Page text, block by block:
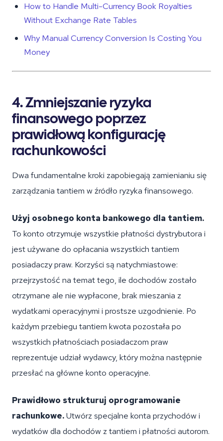
How to Handle Multi-Currency Book Royalties
Without Exchange Rate Tables
Why Manual Currency Conversion Is Costing You
Money
4. Zmniejszanie ryzyka
finansowego poprzez
prawidłową konfigurację
rachunkowości
Dwa fundamentalne kroki zapobiegają zamienianiu się
zarządzania tantiem w źródło ryzyka finansowego.
Użyj osobnego konta bankowego dla tantiem.
To konto otrzymuje wszystkie płatności dystrybutora i
jest używane do opłacania wszystkich tantiem
posiadaczy praw. Korzyści są natychmiastowe:
przejrzystość na temat tego, ile dochodów zostało
otrzymane ale nie wypłacone, brak mieszania z
wydatkami operacyjnymi i prostsze uzgodnienie. Po
każdym przebiegu tantiem kwota pozostała po
wszystkich płatnościach posiadaczom praw
reprezentuje udział wydawcy, który można następnie
przesłać na główne konto operacyjne.
Prawidłowo strukturuj oprogramowanie
rachunkowe.Utwórz specjalne konta przychodów i
wydatków dla dochodów z tantiem i płatności autorom.